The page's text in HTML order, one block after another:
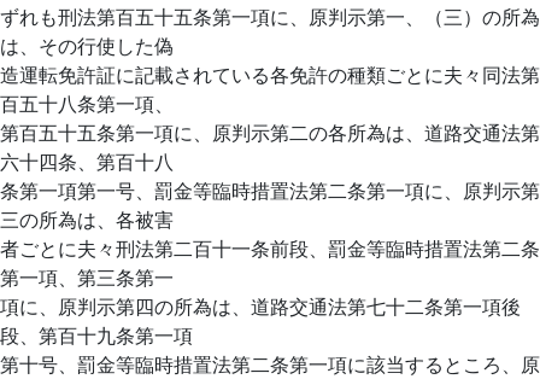
ずれも刑法第百五十五条第一項に、原判示第一、（三）の所為
は、その行使した偽
造運転免許証に記載されている各免許の種類ごとに夫々同法第
百五十八条第一項、
第百五十五条第一項に、原判示第二の各所為は、道路交通法第
六十四条、第百十八
条第一項第一号、罰金等臨時措置法第二条第一項に、原判示第
三の所為は、各被害
者ごとに夫々刑法第二百十一条前段、罰金等臨時措置法第二条
第一項、第三条第一
項に、原判示第四の所為は、道路交通法第七十二条第一項後
段、第百十九条第一項
第十号、罰金等臨時措置法第二条第一項に該当するところ、原